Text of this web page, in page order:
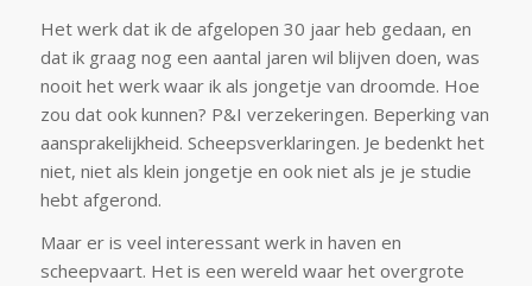
Het werk dat ik de afgelopen 30 jaar heb gedaan, en
dat ik graag nog een aantal jaren wil blijven doen, was
nooit het werk waar ik als jongetje van droomde. Hoe
zou dat ook kunnen? P&I verzekeringen. Beperking van
aansprakelijkheid. Scheepsverklaringen. Je bedenkt het
niet, niet als klein jongetje en ook niet als je je studie
hebt afgerond.
Maar er is veel interessant werk in haven en
scheepvaart. Het is een wereld waar het overgrote